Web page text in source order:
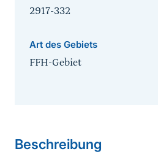
2917-332
Art des Gebiets
FFH-Gebiet
Beschreibung